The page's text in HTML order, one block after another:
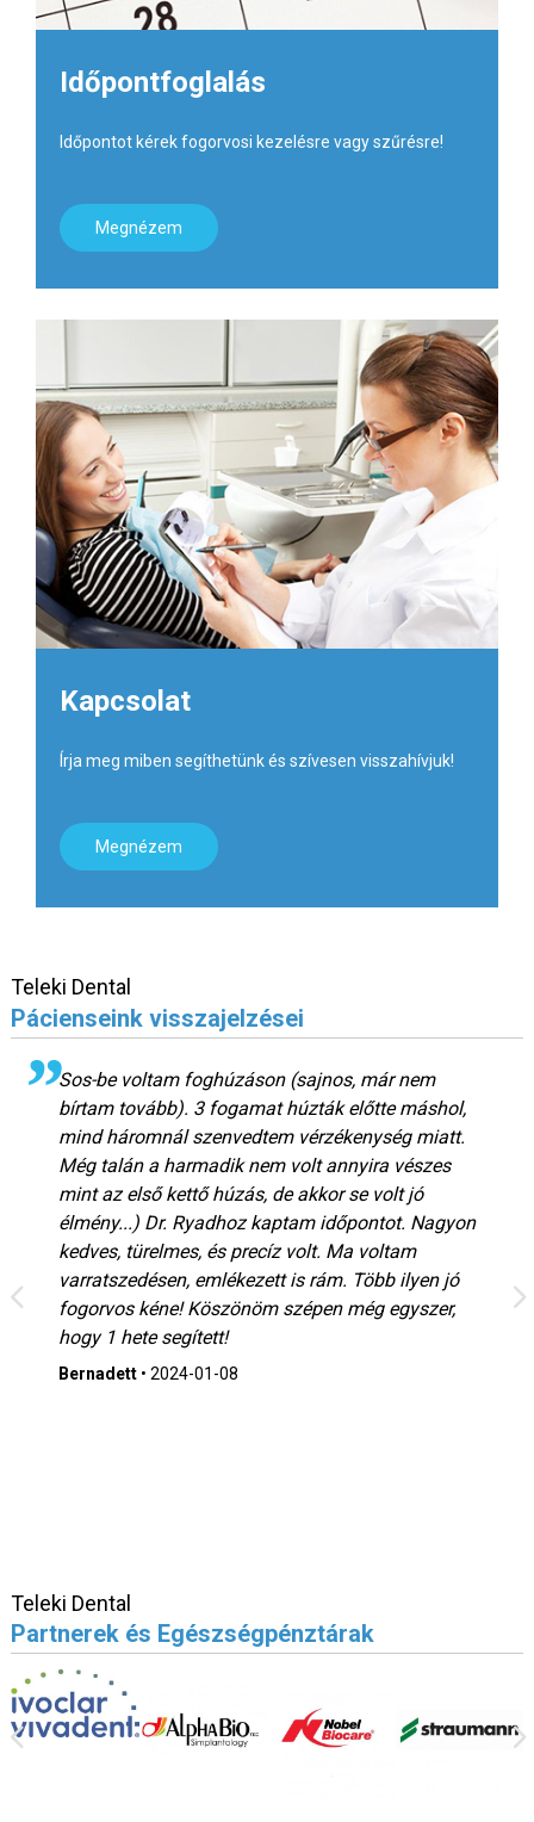
Időpontfoglalás
Időpontot kérek fogorvosi kezelésre vagy szűrésre!
Megnézem
Kapcsolat
Írja meg miben segíthetünk és szívesen visszahívjuk!
Megnézem
Teleki Dental
Pácienseink visszajelzései
Sos-be voltam foghúzáson (sajnos, már nem
bírtam tovább). 3 fogamat húzták előtte máshol,
mind háromnál szenvedtem vérzékenység miatt.
Még talán a harmadik nem volt annyira vészes
mint az első kettő húzás, de akkor se volt jó
élmény...) Dr. Ryadhoz kaptam időpontot. Nagyon
kedves, türelmes, és precíz volt. Ma voltam
varratszedésen, emlékezett is rám. Több ilyen jó
fogorvos kéne! Köszönöm szépen még egyszer,
hogy 1 hete segített!
Bernadett• 2024-01-08
Teleki Dental
Partnerek és Egészségpénztárak